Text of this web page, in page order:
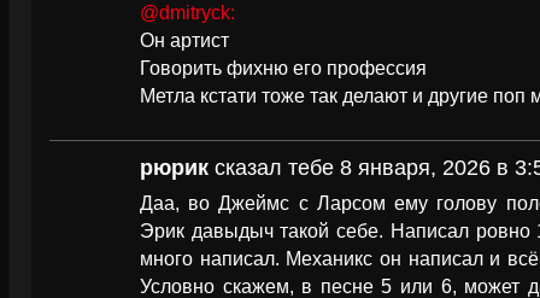
@dmitryck:
Он артист
Говорить фихню его профессия
Метла кстати тоже так делают и другие поп
рюрик сказал тебе 8 января, 2026 в
Даа, во Джеймс с Ларсом ему голову
Эрик давыдыч такой себе. Написал
много написал. Механикс он написал и
Условно скажем, в песне 5 или 6, может